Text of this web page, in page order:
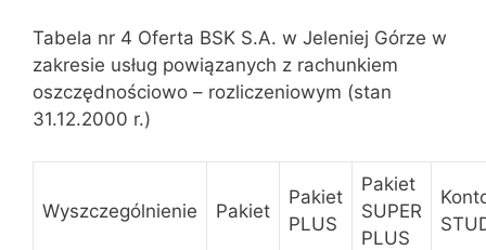
Tabela nr 4 Oferta BSK S.A. w Jeleniej Górze w
zakresie usług powiązanych z rachunkiem
oszczędnościowo – rozliczeniowym (stan
31.12.2000 r.)
Wyszczególnienie Pakiet
Pakiet
PLUS
Pakiet
SUPER
PLUS